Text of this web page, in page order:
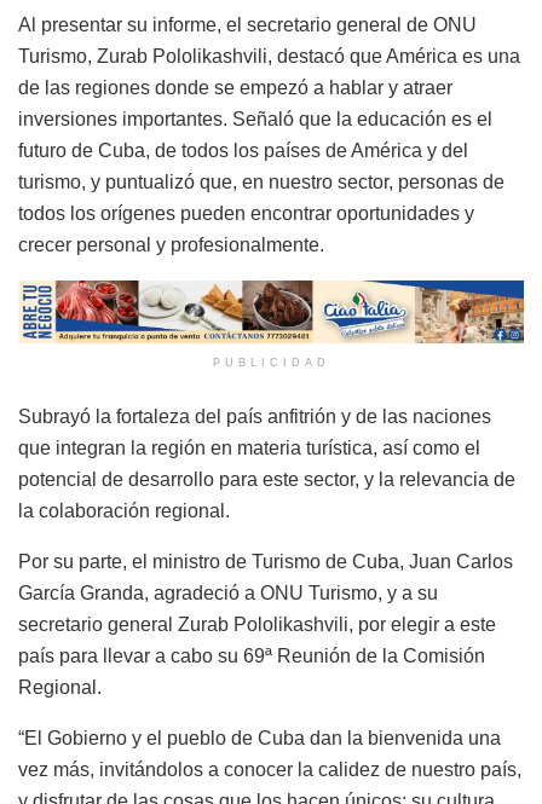
Al presentar su informe, el secretario general de ONU
Turismo, Zurab Pololikashvili, destacó que América es una
de las regiones donde se empezó a hablar y atraer
inversiones importantes. Señaló que la educación es el
futuro de Cuba, de todos los países de América y del
turismo, y puntualizó que, en nuestro sector, personas de
todos los orígenes pueden encontrar oportunidades y
crecer personal y profesionalmente.
PUBLICIDAD
Subrayó la fortaleza del país anfitrión y de las naciones
que integran la región en materia turística, así como el
potencial de desarrollo para este sector, y la relevancia de
la colaboración regional.
Por su parte, el ministro de Turismo de Cuba, Juan Carlos
García Granda, agradeció a ONU Turismo, y a su
secretario general Zurab Pololikashvili, por elegir a este
país para llevar a cabo su 69ª Reunión de la Comisión
Regional.
“El Gobierno y el pueblo de Cuba dan la bienvenida una
vez más, invitándolos a conocer la calidez de nuestro país,